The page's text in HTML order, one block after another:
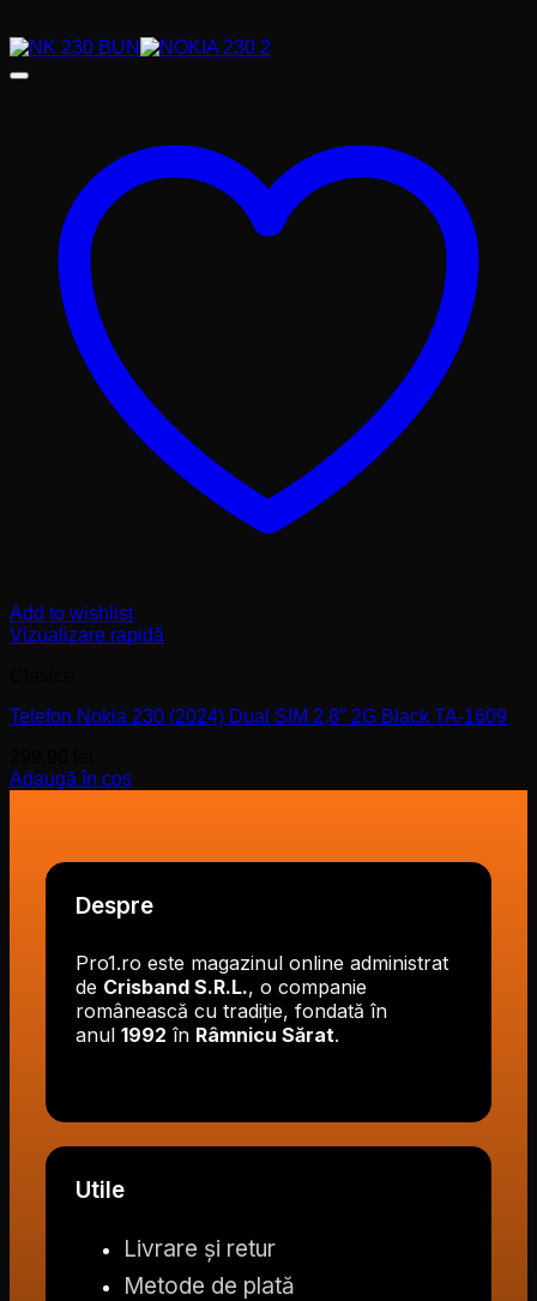
Add to wishlist
Vizualizare rapidă
Telefon Nokia 230 (2024) Dual SIM 2,8″ 2G Black TA-1609
Adaugă în coș
Despre
Pro1.ro este magazinul online administrat
de Crisband S.R.L., o companie
românească cu tradiție, fondată în
anul 1992 în Râmnicu Sărat.
Utile
Livrare și retur
Metode de plată